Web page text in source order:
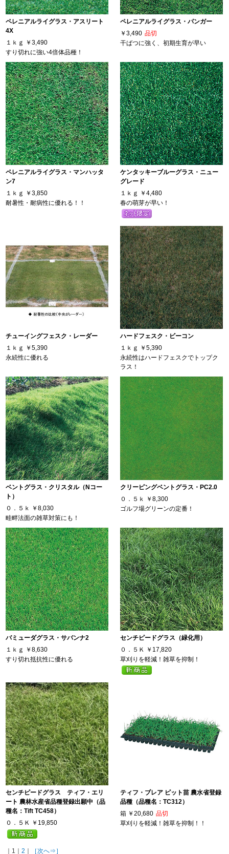
ペレニアルライグラス・アスリート
4X
１ｋｇ
￥3,490
すり切れに強い4倍体品種！
ペレニアルライグラス・パンガー
￥3,490 品切
干ばつに強く、初期生育が早い
ペレニアルライグラス・マンハッタ
ン7
１ｋｇ
￥3,850
耐暑性・耐病性に優れる！！
ケンタッキーブルーグラス・ニュー
グレード
１ｋｇ
￥4,480
春の萌芽が早い！
チューイングフェスク・レーダー
１ｋｇ
￥5,390
永続性に優れる
ハードフェスク・ビーコン
１ｋｇ
￥5,390
永続性はハードフェスクでトップク
ラス！
ベントグラス・クリスタル（Nコー
ト）
０．５ｋ
￥8,030
畦畔法面の雑草対策にも！
クリーピングベントグラス・PC2.0
０．５ｋ
￥8,300
ゴルフ場グリーンの定番！
バミューダグラス・サバンナ2
１ｋｇ
￥8,630
すり切れ抵抗性に優れる
センチピードグラス（緑化用）
０．５Ｋ
￥17,820
草刈りを軽減！雑草を抑制！
センチピードグラス ティフ・エリ
ート 農林水産省品種登録出願中（品
種名：Tift TC458）
０．５Ｋ
￥19,850
ティフ・ブレア ピット苗 農水省登録
品種（品種名：TC312）
箱 ￥20,680 品切
草刈りを軽減！雑草を抑制！！
｜1｜2 ｜ ［次へ⇒］